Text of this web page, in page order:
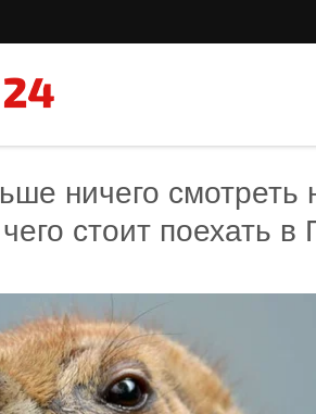
ничего смотреть
стоит поехать в